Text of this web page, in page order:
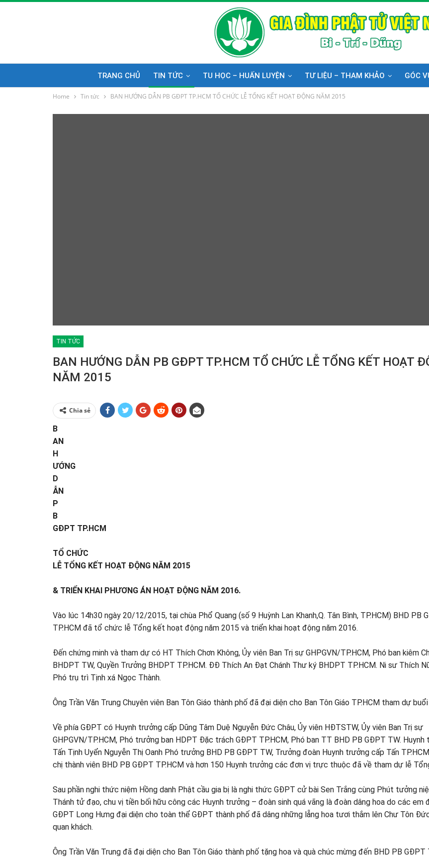
TRANG CHỦ TIN TỨC TU HỌC – HUẤN LUYỆN TƯ LIỆU – THAM KHẢO GÓC
Home Tin tức BAN HƯỚNG DẪN PB GĐPT TP.HCM TỔ CHỨC LỄ TỔNG KẾT HOẠT ĐỘNG NĂM 2015
TIN TỨC
BAN HƯỚNG DẪN PB GĐPT TP.HCM TỔ CHỨC LỄ TỔNG KẾT HOẠT
NĂM 2015
Chia sẻ
B
AN
H
ƯỚNG
D
ẪN
P
B
GĐPT TP.HCM
TỔ CHỨC
LỄ TỔNG KẾT HOẠT ĐỘNG NĂM 2015
& TRIỂN KHAI PHƯƠNG ÁN HOẠT ĐỘNG NĂM 2016.
Vào lúc 14h30 ngày 20/12/2015, tại chùa Phổ Quang (số 9 Huỳnh Lan Khanh,Q. Tân Bình, TP.HCM) BHD PB
TP.HCM đã tổ chức lễ Tổng kết hoạt động năm 2015 và triển khai hoạt động năm 2016.
Đến chứng minh và tham dự có HT Thích Chơn Không, Ủy viên Ban Trị sự GHPGVN/TP.HCM, Phó ban kiêm
BHDPT TW, Quyền Trưởng BHDPT TP.HCM. ĐĐ Thích An Đạt Chánh Thư ký BHDPT TP.HCM. Ni sư Thích
Phó trụ trì Tịnh xá Ngọc Thành.
Ông Trần Văn Trung Chuyên viên Ban Tôn Giáo thành phố đã đại diện cho Ban Tôn Giáo TP.HCM tham dự
Về phía GĐPT có Huynh trưởng cấp Dũng Tâm Duệ Nguyễn Đức Châu, Ủy viên HĐTSTW, Ủy viên Ban Trị sự
GHPGVN/TP.HCM, Phó trưởng ban HDPT Đặc trách GĐPT TP.HCM, Phó ban TT BHD PB GĐPT TW. Huynh
Tấn Tịnh Uyển Nguyễn Thị Oanh Phó trưởng BHD PB GĐPT TW, Trưởng đoàn Huynh trưởng cấp Tấn
chị thành viên BHD PB GĐPT TP.HCM và hơn 150 Huynh trưởng các đơn vị trực thuộc đã về tham dự lễ
Sau phần nghi thức niệm Hồng danh Phật cầu gia bị là nghi thức GĐPT cử bài Sen Trắng cùng Phút tưởng
Thánh tử đạo, chu vị tiền bối hữu công các Huynh trưởng – đoàn sinh quá vãng là đoàn dâng hoa do các em
GĐPT Long Hưng đại diện cho toàn thể GĐPT thành phố đã dâng những lẵng hoa tươi thắm lên Chư Tôn
quan khách.
Ông Trần Văn Trung đã đại diện cho Ban Tôn Giáo thành phố tặng hoa và quà chúc mừng đến BHD PB GĐPT